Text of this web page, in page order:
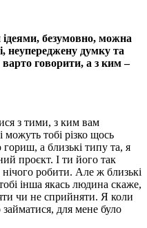
безумовно, можна
неупереджену думку та
говорити, а з ким –
з тими, з ким вам
тобі різко щось
а близькі типу та, я
проєкт. І ти його так
робити. Але ж близькі
інша якась людина скаже,
чи не сприйняти. Я коли
для мене було